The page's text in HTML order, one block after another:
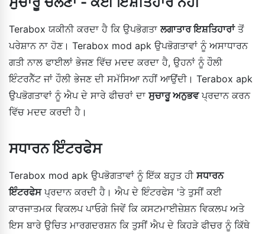
Terabox ਯਕੀਨੀ ਕਰਦਾ ਹੈ ਕਿ ਉਪਭੋਗਤਾਲਗਾਤਾਰ ਇਸ਼ਤਿਹਾਰਾਂਤੋਂ
ਪਰੇਸ਼ਾਨ ਨਾ ਹੋਣ। Terabox mod apk ਉਪਭੋਗਤਾਵਾਂ ਨੂੰ ਅਸਾਧਾਰਨ
ਗਤੀ ਨਾਲ ਫਾਈਲਾਂ ਭੇਜਣ ਵਿੱਚ ਮਦਦ ਕਰਦਾ ਹੈ, ਉਹਨਾਂ ਨੂੰ ਹੌਲੀ
ਇੰਟਰਨੈੱਟ ਜਾਂ ਹੌਲੀ ਭੇਜਣ ਦੀ ਸਮੱਸਿਆ ਨਹੀਂ ਆਉਂਦੀ। Terabox apk
ਉਪਭੋਗਤਾਵਾਂ ਨੂੰ ਐਪ ਦੇ ਸਾਰੇ ਫੀਚਰਾਂ ਦਾ ਸੁਚਾਰੂ ਅਨੁਭਵਪ੍ਰਦਾਨ ਕਰਨ
ਵਿੱਚ ਮਦਦ ਕਰਦੀ ਹੈ।
ਸਧਾਰਨ ਇੰਟਰਫੇਸ
Terabox mod apk ਉਪਭੋਗਤਾਵਾਂ ਨੂੰ ਇੱਕ ਬਹੁਤ ਹੀ ਸਧਾਰਨ
ਇੰਟਰਫੇਸਪ੍ਰਦਾਨ ਕਰਦੀ ਹੈ। ਐਪ ਦੇ ਇੰਟਰਫੇਸ 'ਤੇ ਤੁਸੀਂ ਕਈ
ਕਾਰਜਾਤਮਕ ਵਿਕਲਪ ਪਾਓਗੇ ਜਿਵੇਂ ਕਿ ਕਸਟਮਾਈਜ਼ੇਸ਼ਨ ਵਿਕਲਪ ਅਤੇ
ਇਸ ਬਾਰੇ ਉਚਿਤ ਮਾਰਗਦਰਸ਼ਨ ਕਿ ਤੁਸੀਂ ਐਪ ਦੇ ਕਿਹੜੇ ਫੀਚਰ ਨੂੰ ਕਿੱਥੇ